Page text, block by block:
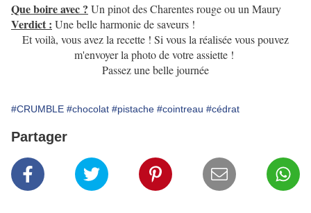
Que boire avec ? Un pinot des Charentes rouge ou un Maury
Verdict : Une belle harmonie de saveurs !
Et voilà, vous avez la recette ! Si vous la réalisée vous pouvez
m'envoyer la photo de votre assiette !
Passez une belle journée
#CRUMBLE #chocolat #pistache #cointreau #cédrat
Partager